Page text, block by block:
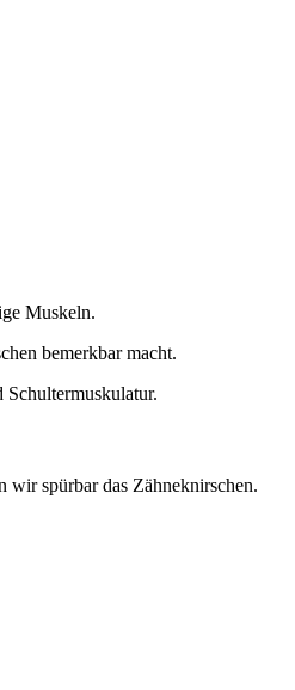
Muskeln.
bemerkbar macht.
wir spürbar das Zähneknirschen.